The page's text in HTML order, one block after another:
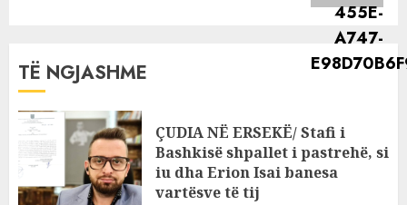
TË NGJASHME
ÇUDIA NË ERSEKË/ Stafi i
Bashkisë shpallet i pastrehë, si
iu dha Erion Isai banesa
vartësve të tij